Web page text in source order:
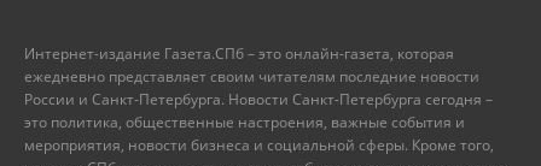
Интернет-издание Газета.СПб – это онлайн-газета, которая
ежедневно представляет своим читателям последние новости
России и Санкт-Петербурга. Новости Санкт-Петербурга сегодня –
это политика, общественные настроения, важные события и
мероприятия, новости бизнеса и социальной сферы. Кроме того,